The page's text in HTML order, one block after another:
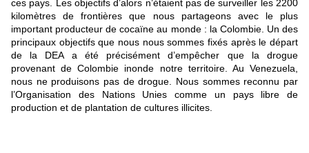
ces pays. Les objectifs d’alors n’étaient pas de surveiller les 2200
kilomètres de frontières que nous partageons avec le plus
important producteur de cocaïne au monde : la Colombie. Un des
principaux objectifs que nous nous sommes fixés après le départ
de la DEA a été précisément d’empêcher que la drogue
provenant de Colombie inonde notre territoire. Au Venezuela,
nous ne produisons pas de drogue. Nous sommes reconnu par
l’Organisation des Nations Unies comme un pays libre de
production et de plantation de cultures illicites.